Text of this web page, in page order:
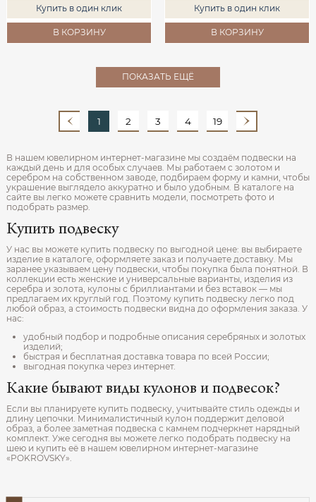
Купить в один клик
В КОРЗИНУ
Купить в один клик
В КОРЗИНУ
ПОКАЗАТЬ ЕЩЁ
1 2 3 4 19
В нашем ювелирном интернет‑магазине мы создаём подвески на
каждый день и для особых случаев. Мы работаем с золотом и
серебром на собственном заводе, подбираем форму и камни, чтобы
украшение выглядело аккуратно и было удобным. В каталоге на
сайте вы легко можете сравнить модели, посмотреть фото и
подобрать размер.
Купить подвеску
У нас вы можете купить подвеску по выгодной цене: вы выбираете
изделие в каталоге, оформляете заказ и получаете доставку. Мы
заранее указываем цену подвески, чтобы покупка была понятной. В
коллекции есть женские и универсальные варианты, изделия из
серебра и золота, кулоны с бриллиантами и без вставок — мы
предлагаем их круглый год. Поэтому купить подвеску легко под
любой образ, а стоимость подвески видна до оформления заказа. У
нас:
удобный подбор и подробные описания серебряных и золотых
изделий;
быстрая и бесплатная доставка товара по всей России;
выгодная покупка через интернет.
Какие бывают виды кулонов и подвесок?
Если вы планируете купить подвеску, учитывайте стиль одежды и
длину цепочки. Минималистичный кулон поддержит деловой
образ, а более заметная подвеска с камнем подчеркнет нарядный
комплект. Уже сегодня вы можете легко подобрать подвеску на
шею и купить её в нашем ювелирном интернет‑магазине
«POKROVSKY».